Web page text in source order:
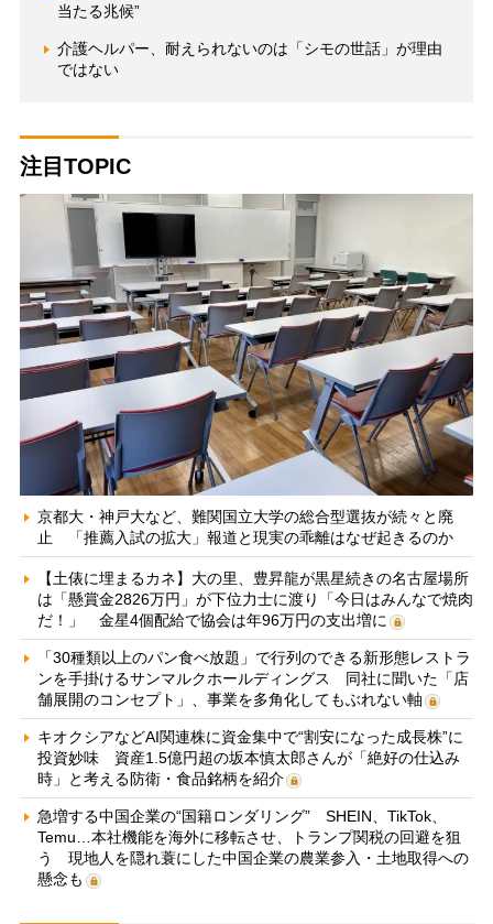
当たる兆候”
介護ヘルパー、耐えられないのは「シモの世話」が理由
ではない
注目TOPIC
京都大・神戸大など、難関国立大学の総合型選抜が続々と廃
止 「推薦入試の拡大」報道と現実の乖離はなぜ起きるのか
【土俵に埋まるカネ】大の里、豊昇龍が黒星続きの名古屋場所
は「懸賞金2826万円」が下位力士に渡り「今日はみんなで焼肉
だ！」 金星4個配給で協会は年96万円の支出増に
「30種類以上のパン食べ放題」で行列のできる新形態レストラ
ンを手掛けるサンマルクホールディングス 同社に聞いた「店
舗展開のコンセプト」、事業を多角化してもぶれない軸
キオクシアなどAI関連株に資金集中で“割安になった成長株”に
投資妙味 資産1.5億円超の坂本慎太郎さんが「絶好の仕込み
時」と考える防衛・食品銘柄を紹介
急増する中国企業の“国籍ロンダリング” SHEIN、TikTok、
Temu…本社機能を海外に移転させ、トランプ関税の回避を狙
う 現地人を隠れ蓑にした中国企業の農業参入・土地取得への
懸念も